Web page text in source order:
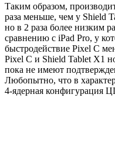
Таким образом,
раза меньше, чем у Shield
но в 2 раза более низким
сравнению с iPad Pro, у
быстродействие Pixel C
Pixel C и Shield Tablet X1
пока не имеют
Любопытно, что в
4-ядерная конфигурация